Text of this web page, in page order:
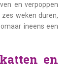
en verpoppen
weken duren,
ineens een
en